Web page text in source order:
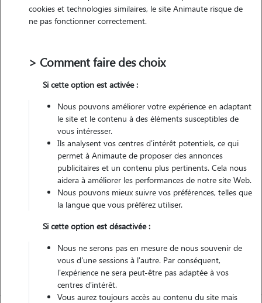
Garde
chez le Pet Sitter
Véhiculé
Contacter
L'envoi d'une demande est sans engagement
cookies et technologies similaires, le site Animaute risque de
ne pas fonctionner correctement.
> Comment faire des choix
Si cette option est activée :
Nous pouvons améliorer votre expérience en adaptant
le site et le contenu à des éléments susceptibles de
vous intéresser.
Ils analysent vos centres d'intérêt potentiels, ce qui
permet à Animaute de proposer des annonces
publicitaires et un contenu plus pertinents. Cela nous
aidera à améliorer les performances de notre site Web.
Nous pouvons mieux suivre vos préférences, telles que
la langue que vous préférez utiliser.
Si cette option est désactivée :
Nous ne serons pas en mesure de nous souvenir de
vous d'une sessions à l'autre. Par conséquent,
l'expérience ne sera peut-être pas adaptée à vos
centres d'intérêt.
Vous aurez toujours accès au contenu du site mais